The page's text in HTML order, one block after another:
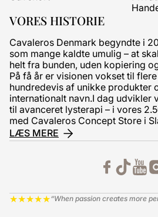
VORES HISTORIE
Cavaleros Denmark begyndte i
som mange kaldte umulig – at
helt fra bunden, uden kopiering
På få år er visionen vokset til
hundredevis af unikke produkter
internationalt navn.I dag udvikler
til avanceret lysterapi – i vores
med Cavaleros Concept Store i
LÆS MERE
★★★★★“When passion creates more